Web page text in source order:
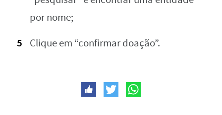
por nome;
Clique em “confirmar doação”.